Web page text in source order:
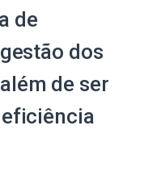
de
dos
de ser